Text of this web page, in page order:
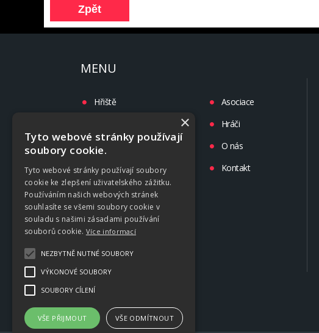
MENU
Hřiště
Liga
Tréninky
Kluby
Asociace
Hráči
O nás
Kontakt
×
Tyto webové stránky používají
soubory cookie.
Tyto webové stránky používají soubory
cookie ke zlepšení uživatelského zážitku.
Používáním našich webových stránek
souhlasíte se všemi soubory cookie v
souladu s našimi zásadami používání
souborů cookie. Více informací
NEZBYTNĚ NUTNÉ SOUBORY
VÝKONOVÉ SOUBORY
SOUBORY CÍLENÍ
VŠE PŘIJMOUT VŠE ODMÍTNOUT